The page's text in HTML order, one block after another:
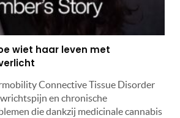
wiet haar leven met
Connective Tissue Disorder
en chronische
die dankzij medicinale cannabis